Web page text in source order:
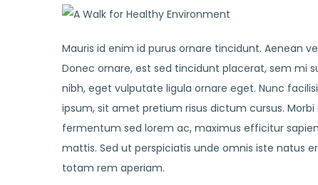
Mauris id enim id purus ornare tincidunt. Aenean
Donec ornare, est sed tincidunt placerat, sem mi
nibh, eget vulputate ligula ornare eget. Nunc
ipsum, sit amet pretium risus dictum cursus.
fermentum sed lorem ac, maximus efficitur
mattis. Sed ut perspiciatis unde omnis iste natus
totam rem aperiam.